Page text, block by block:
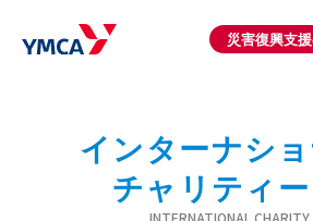
災害復興支
インターナシ
チャリティ
INTERNATIONAL CHARITY